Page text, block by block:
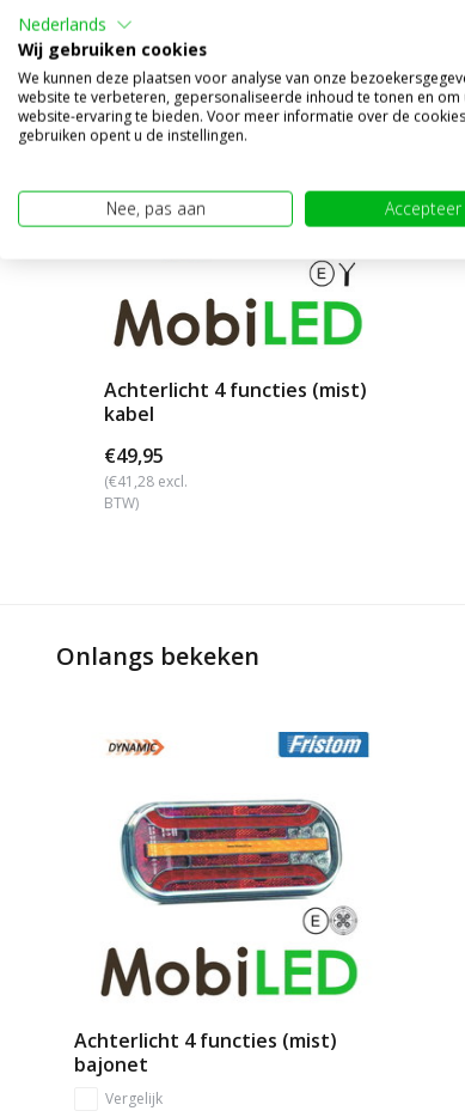
Achterlicht 4 functies (mist)
kabel
€49,95
(€41,28 excl.
BTW)
Onlangs bekeken
Achterlicht 4 functies (mist)
bajonet
Vergelijk
Nederlands
Wij gebruiken cookies
We kunnen deze plaatsen voor analyse van onze
website te verbeteren, gepersonaliseerde inhoud te tonen en om
website-ervaring te bieden. Voor meer informatie over de
gebruiken opent u de instellingen.
Nee, pas aan Accepteer